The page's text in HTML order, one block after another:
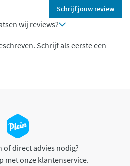
Schrijf jouw review
wij reviews?
Schrijf als eerste een
of direct advies nodig?
met onze klantenservice.